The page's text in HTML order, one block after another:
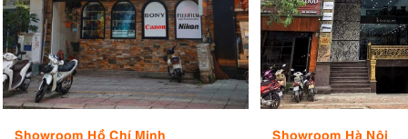
Showroom Hồ Chí Minh Showroom Hà Nội